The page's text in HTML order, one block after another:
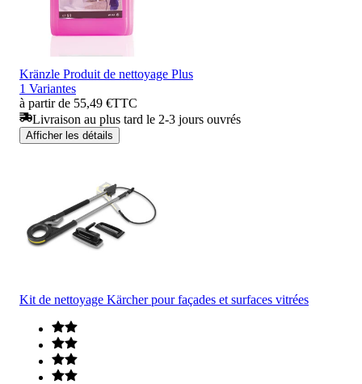
Kränzle Produit de nettoyage Plus
1 Variantes
à partir de 55,49 €TTC
Livraison au plus tard le 2-3 jours ouvrés
Afficher les détails
Kit de nettoyage Kärcher pour façades et surfaces vitrées